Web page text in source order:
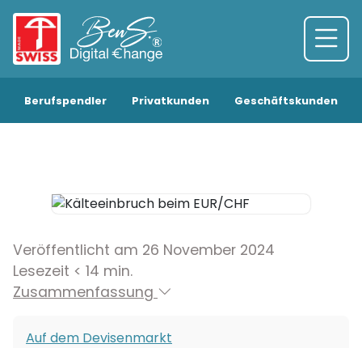
Berufspendler Privatkunden Geschäftskunden
Veröffentlicht am 26 November 2024
Lesezeit < 14 min.
Zusammenfassung
Auf dem Devisenmarkt